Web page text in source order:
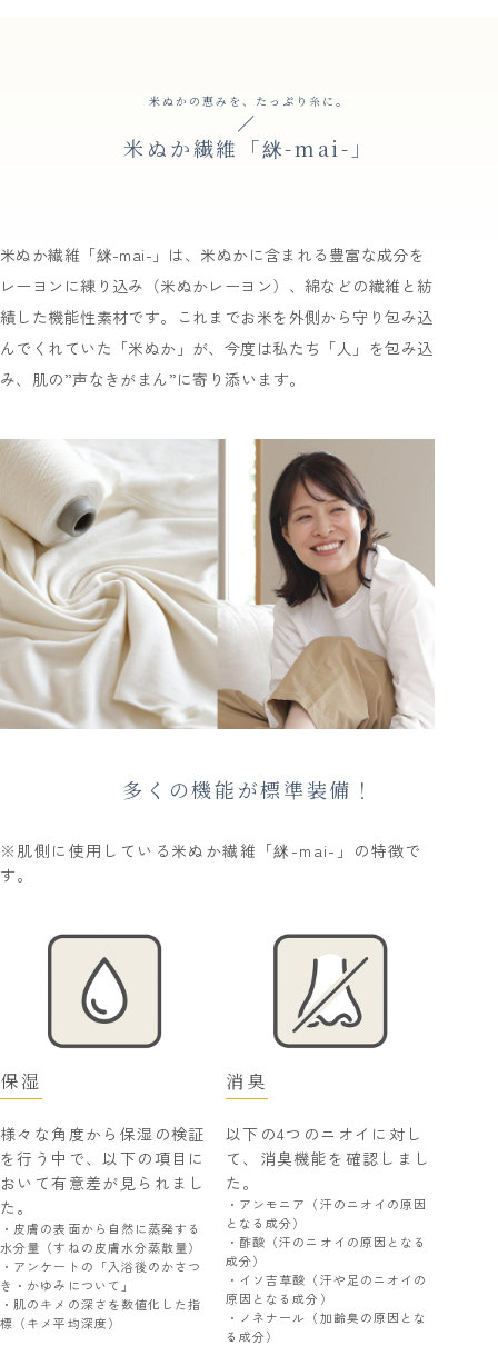
米ぬかの恵みを、たっぷり糸に。
米ぬか繊維「䋛-mai-」
米ぬか繊維「䋛-mai-」は、米ぬかに含まれる豊富な成分を
レーヨンに練り込み（米ぬかレーヨン）、綿などの繊維と紡
績した機能性素材です。これまでお米を外側から守り包み込
んでくれていた「米ぬか」が、今度は私たち「人」を包み込
み、肌の”声なきがまん”に寄り添います。
多くの機能が標準装備！
※肌側に使用している米ぬか繊維「䋛-mai-」の特徴で
す。
保湿
様々な角度から保湿の検証
を行う中で、以下の項目に
おいて有意差が見られまし
た。
・皮膚の表面から自然に蒸発する
水分量（すねの皮膚水分蒸散量）
・アンケートの「入浴後のかさつ
き・かゆみについて」
・肌のキメの深さを数値化した指
標（キメ平均深度）
消臭
以下の4つのニオイに対し
て、消臭機能を確認しまし
た。
・アンモニア（汗のニオイの原因
となる成分）
・酢酸（汗のニオイの原因となる
成分）
・イソ吉草酸（汗や足のニオイの
原因となる成分）
・ノネナール（加齢臭の原因とな
る成分）